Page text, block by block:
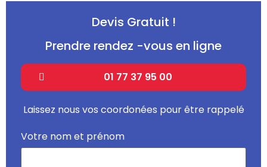
Devis Gratuit !
Prendre rendez -vous en ligne
01 77 37 95 00
Laissez nous vos coordonées pour être rappelé
Votre nom et prénom